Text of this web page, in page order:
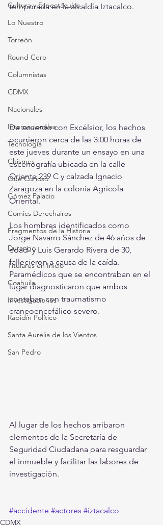
Cultura y Espectáculos
Lo Nuestro
Torreón
Round Cero
Columnistas
CDMX
Nacionales
Internacionales
Tecnología
Chismes
Qué Curioso
Gómez Palacio
Comics Derechairos
Fragmentos de la Historia
Durango
Titulares en Inicio
Coahuila
Investigaciones
Rapidín Político
Santa Aurelia de los Vientos
San Pedro
temporada en la alcaldía Iztacalco.
De acuerdo con Excélsior, los hechos
ocurrieron cerca de las 3:00 horas de
este jueves durante un ensayo en una
escenografía ubicada en la calle
Oriente 239 C y calzada Ignacio
Zaragoza en la colonia Agrícola
Oriental.
Los hombres identificados como
Jorge Navarro Sánchez de 46 años de
edad  y Luis Gerardo Rivera de 30,
fallecieron a causa de la caída.
Paramédicos que se encontraban en el
lugar diagnosticaron que ambos
contaban con traumatismo
craneoencefálico severo.
Al lugar de los hechos arribaron
elementos de la Secretaría de
Seguridad Ciudadana para resguardar
el inmueble y facilitar las labores de
investigación.
#accidente #actores #iztacalco
CDMX